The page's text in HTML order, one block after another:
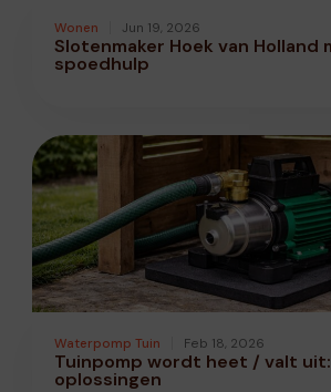
Wonen Jun 19, 2026
Slotenmaker Hoek van Holland
spoedhulp
Waterpomp Tuin Feb 18, 2026
Tuinpomp wordt heet / valt uit:
oplossingen